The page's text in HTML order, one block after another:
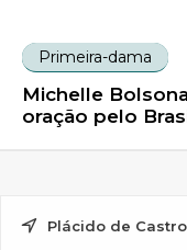
Primeira-dama
Michelle
oração pelo
Plácido de